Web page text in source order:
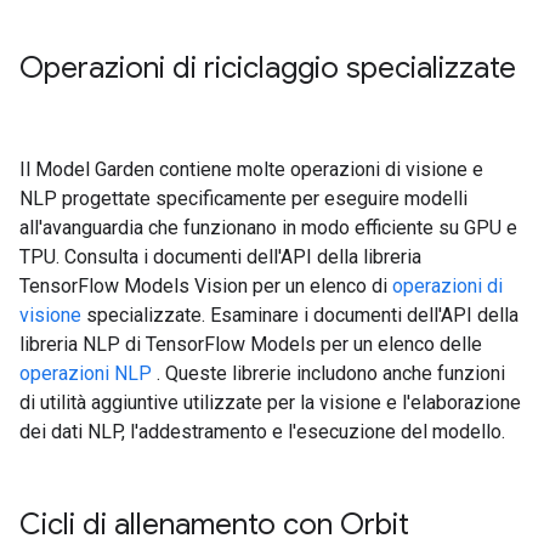
Operazioni di riciclaggio specializzate
Il Model Garden contiene molte operazioni di visione e
NLP progettate specificamente per eseguire modelli
all'avanguardia che funzionano in modo efficiente su GPU e
TPU. Consulta i documenti dell'API della libreria
TensorFlow Models Vision per un elenco di operazioni di
visione specializzate. Esaminare i documenti dell'API della
libreria NLP di TensorFlow Models per un elenco delle
operazioni NLP . Queste librerie includono anche funzioni
di utilità aggiuntive utilizzate per la visione e l'elaborazione
dei dati NLP, l'addestramento e l'esecuzione del modello.
Cicli di allenamento con Orbit